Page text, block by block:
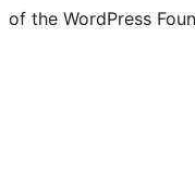
of the WordPress